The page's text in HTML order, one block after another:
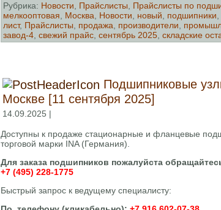
Рубрика: Новости Прайслисты Прайслисты по
мелкооптовая
Москва Новости новый подшипники
лист, Прайслисты продажа производители
завод-4 свежий прайс сентябрь 2025 складские
Подшипниковые
Москве [11 сентября 2025]
14.09.2025 |
Доступны к продаже стационарные и фланцевые
торговой марки INA (Германия).
Для заказа подшипников пожалуйста
+7 (495) 228-1775
Быстрый запрос к ведущему специалисту: